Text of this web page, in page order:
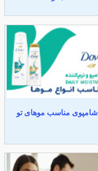
شامپوی مناسب موهای تو